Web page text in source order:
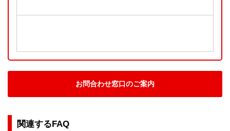
お問合わせ窓口のご案内
関連するFAQ